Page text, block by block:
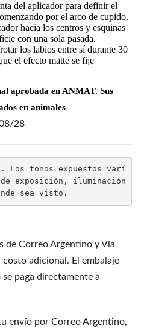
del aplicador para definir el
por el arco de cupido.
hacia los centros y esquinas
con una sola pasada.
los labios entre sí durante 30
el efecto matte se fije
aprobada en ANMAT. Sus
en animales
28
Los tonos expuestos varí
exposición, iluminación
sea visto.
de Correo Argentino y Via
adicional. El embalaje
paga directamente a
envío por Correo Argentino,